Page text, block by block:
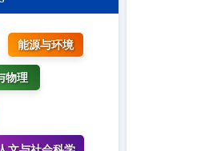
能源与环境
物理